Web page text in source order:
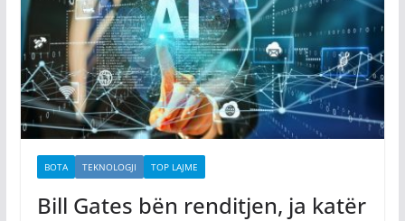
BOTA TEKNOLOGJI TOP LAJME
Bill Gates bën renditjen, ja katër